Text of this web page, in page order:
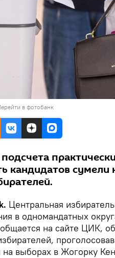
в фотобанк
кандидатов сумели
Центральная
в одномандатных
на сайте ЦИК,
выборах в Жогорку